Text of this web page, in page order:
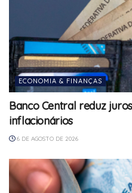
ECONOMIA & FINANÇAS
Banco Central reduz
inflacionários
6 DE AGOSTO DE 2026